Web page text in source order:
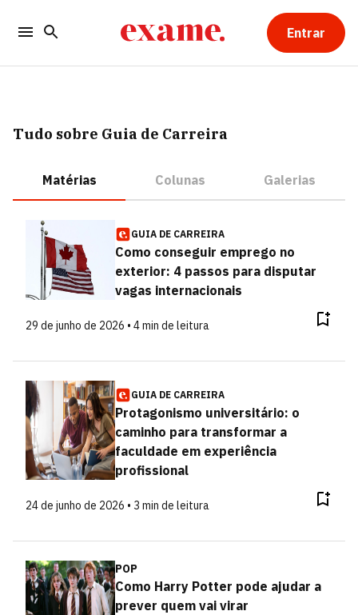
Entrar
Tudo sobre Guia de Carreira
Matérias Colunas Galerias
GUIA DE CARREIRA
Como conseguir emprego no
exterior: 4 passos para disputar
vagas internacionais
29 de junho de 2026 • 4 min de leitura
GUIA DE CARREIRA
Protagonismo universitário: o
caminho para transformar a
faculdade em experiência
profissional
24 de junho de 2026 • 3 min de leitura
POP
Como Harry Potter pode ajudar a
prever quem vai virar